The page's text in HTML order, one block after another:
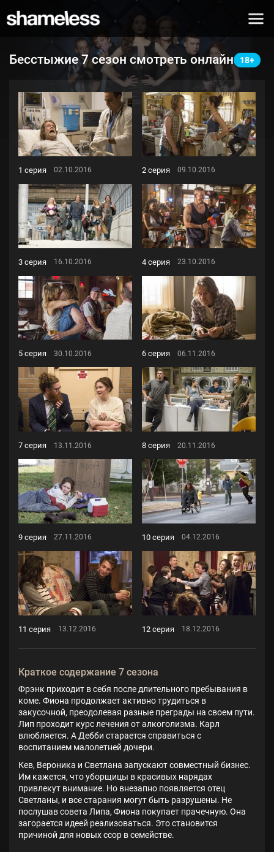
Бесстыжие 7 сезон смотреть онлайн
1 серия 02.10.2016 2 серия 09.10.2016
3 серия 16.10.2016 4 серия 23.10.2016
5 серия 30.10.2016 6 серия 06.11.2016
7 серия 13.11.2016 8 серия 20.11.2016
9 серия 27.11.2016 10 серия 04.12.2016
11 серия 13.12.2016 12 серия 18.12.2016
Краткое содержание 7 сезона
Фрэнк приходит в себя после длительного пребывания в
коме. Фиона продолжает активно трудиться в
закусочной, преодолевая разные преграды на своем пути.
Лип проходит курс лечения от алкоголизма. Карл
влюбляется. А Дебби старается справиться с
воспитанием малолетней дочери.
Кев, Вероника и Светлана запускают совместный бизнес.
Им кажется, что уборщицы в красивых нарядах
привлекут внимание. Но внезапно появляется отец
Светланы, и все старания могут быть разрушены. Не
послушав совета Липа, Фиона покупает прачечную. Она
загорается идеей реализоваться. Это становится
причиной для новых ссор в семействе.